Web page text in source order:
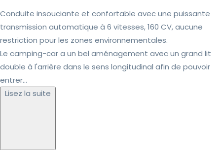
Conduite insouciante et confortable avec une puissante
transmission automatique à 6 vitesses, 160 CV, aucune
restriction pour les zones environnementales.
Le camping-car a un bel aménagement avec un grand lit
double à l'arrière dans le sens longitudinal afin de pouvoir
entrer...
Lisez la suite